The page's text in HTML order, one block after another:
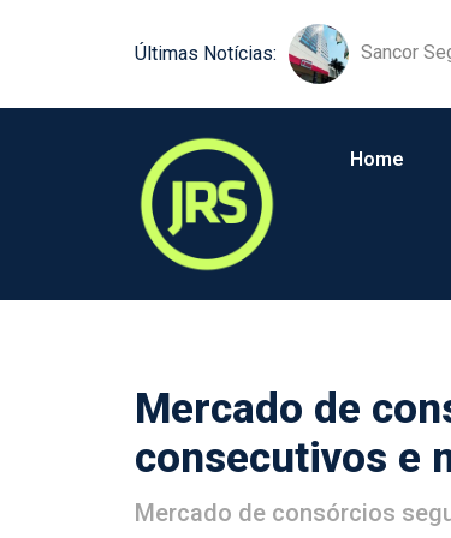
Últimas Notícias: Sancor
Home
Mercado de
consecutivos e
Mercado de consórcios